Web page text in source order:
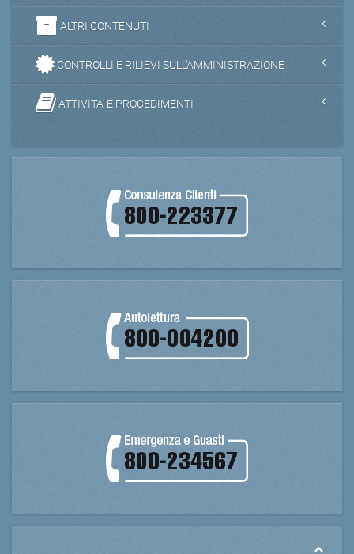
ALTRI CONTENUTI
CONTROLLI E RILIEVI SULL'AMMINISTRAZIONE
ATTIVITA' E PROCEDIMENTI